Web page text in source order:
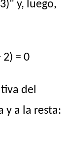
y, luego,
2) = 0
del
y a la resta: